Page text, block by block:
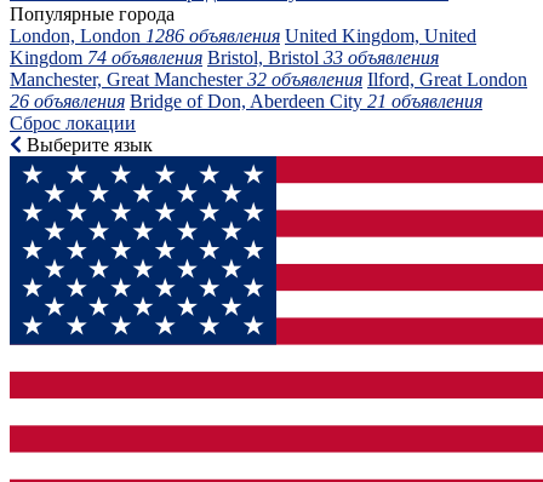
Популярные города
London, London 1286 объявления United Kingdom, United
Kingdom 74 объявления Bristol, Bristol 33 объявления
Manchester, Great Manchester32 объявления Ilford, Great London
26 объявления Bridge of Don, Aberdeen City 21 объявления
Сброс локации
Выберите язык